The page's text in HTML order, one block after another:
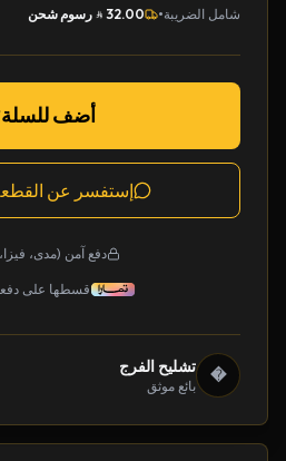
شامل الضريبة•
32.00 رسوم شحن
أضف للسلة
إستفسر عن
دفع آمن (مدى،
قسطها على
� تشليح الفرج
بائع موثق